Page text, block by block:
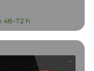
de la
48-72 h